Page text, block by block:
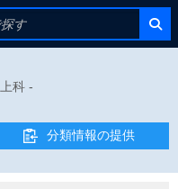
科 -
分類情報の提供